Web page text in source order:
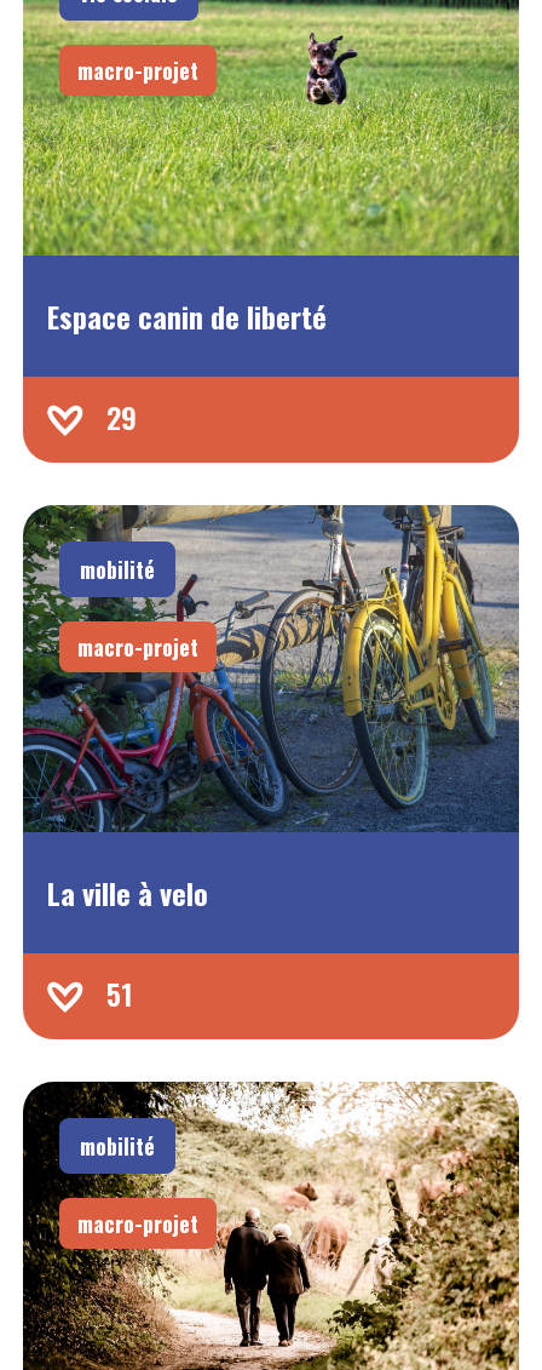
macro-projet
Espace canin de liberté
29
mobilité
macro-projet
La ville à velo
51
mobilité
macro-projet